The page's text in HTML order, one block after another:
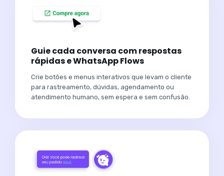
Guie cada conversa com respostas
rápidas e WhatsApp Flows
Crie botões e menus interativos que levam o cliente
para rastreamento, dúvidas, agendamento ou
atendimento humano, sem espera e sem confusão.